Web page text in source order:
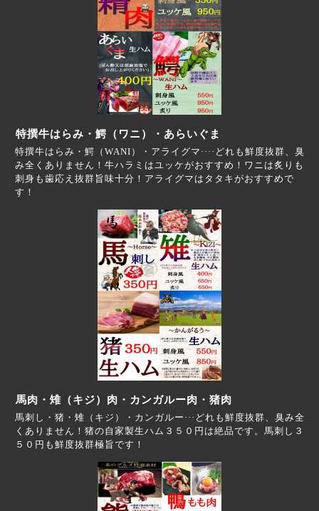
特撰牛はらみ・鰐（ワニ）・あらいぐま
特撰牛はらみ・鰐（WANI）・アライグマ····どれも鮮度抜群、臭
み全くありません！牛ハラミはユッケがおすすめ！ワニは炙りも
刺身も歯応え抜群旨味十分！アライグマはタタキがおすすめで
す！
馬肉・雉（キジ）肉・カンガルー肉・猪肉
馬刺し・猪・雉（キジ）・カンガルー···どれも鮮度抜群、臭み全
くありません！猪の自家製生ハム３５０円は絶品です。馬刺し３
５０円も鮮度抜群極旨です！